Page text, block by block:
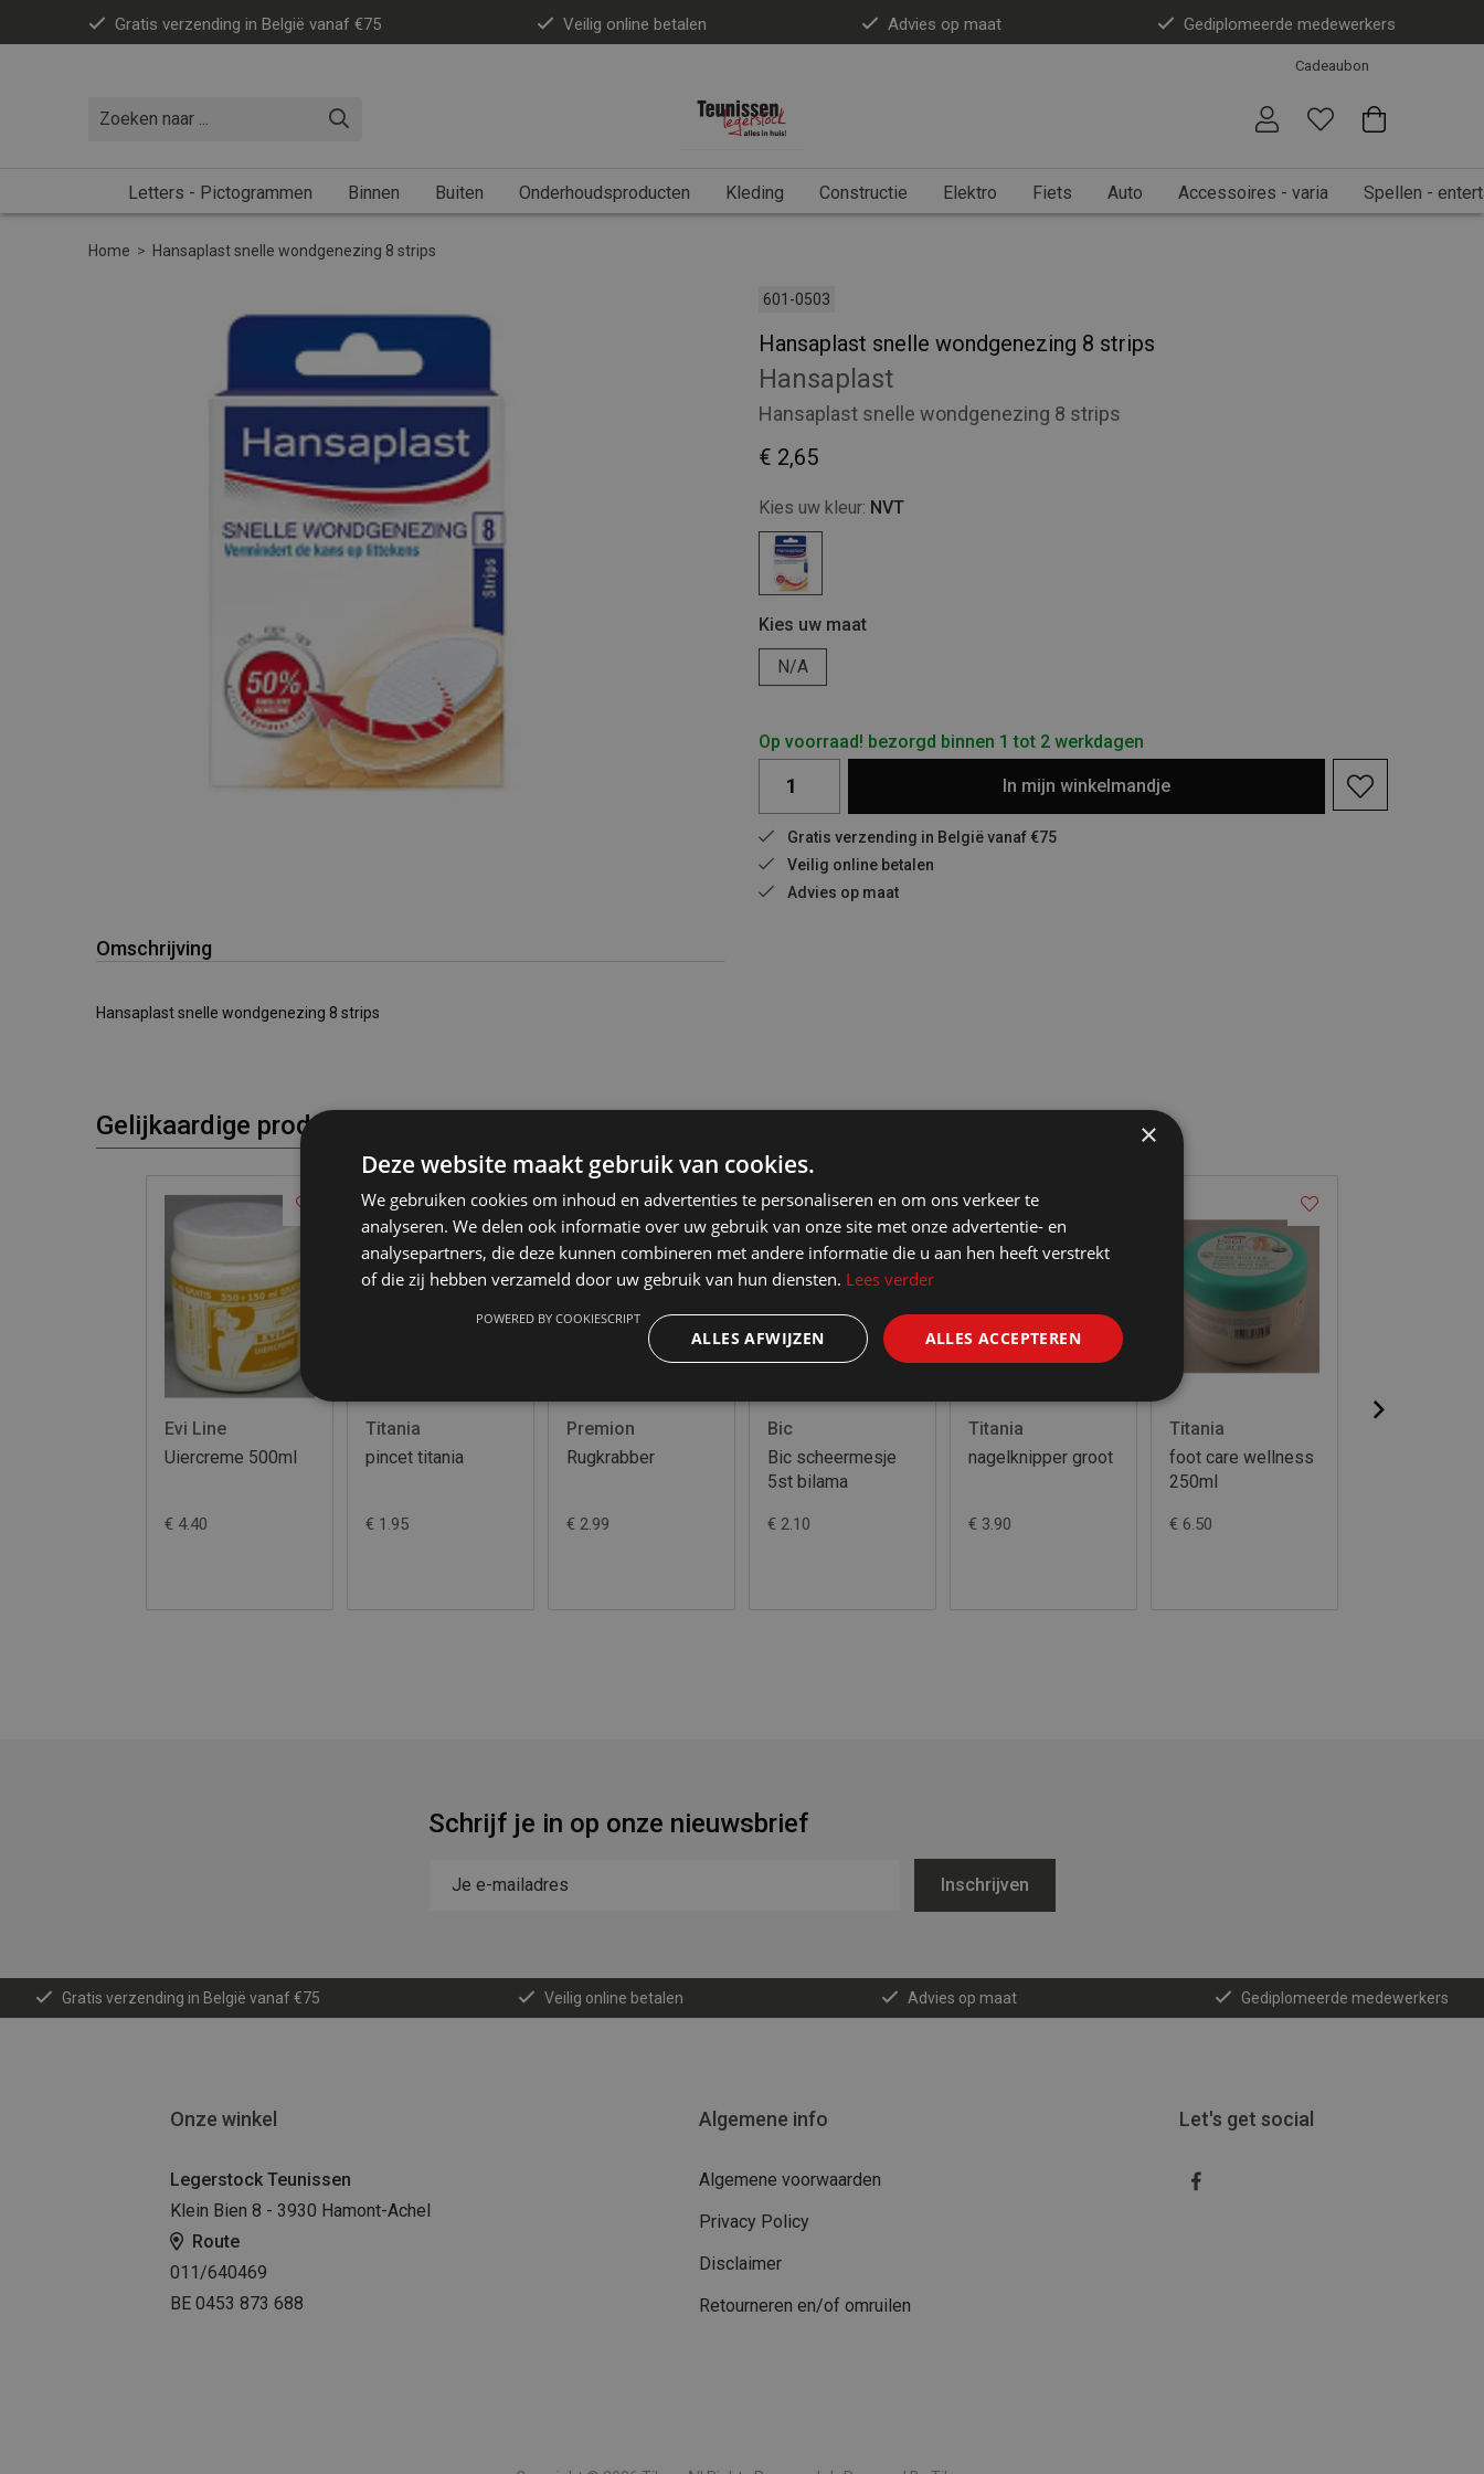
Gratis verzending in België vanaf €75 Veilig online betalen Advies op maat Gediplomeerde medewerkers
Cadeaubon
Letters - Pictogrammen Binnen Buiten Onderhoudsproducten Kleding Constructie Elektro Fiets Auto Accessoires - varia Spellen -
Home > Hansaplast snelle wondgenezing 8 strips
601-0503
Hansaplast snelle wondgenezing 8 strips
Hansaplast
Hansaplast snelle wondgenezing 8 strips
€ 2,65
Kies uw kleur: NVT
Kies uw maat
N/A
Op voorraad! bezorgd binnen 1 tot 2 werkdagen
In mijn winkelmandje
Gratis verzending in België vanaf €75
Veilig online betalen
Advies op maat
Omschrijving
Hansaplast snelle wondgenezing 8 strips
Gelijkaardige producten
Evi Line
Uiercreme 500ml
€ 4.40
Titania
pincet titania
€ 1.95
Premion
Rugkrabber
€ 2.99
Bic
Bic scheermesje
5st bilama
€ 2.10
Titania
nagelknipper groot
€ 3.90
Titania
foot care wellness
250ml
€ 6.50
Schrijf je in op onze nieuwsbrief
Inschrijven
Gratis verzending in België vanaf €75 Veilig online betalen Advies op maat Gediplomeerde medewerkers
Onze winkel
Legerstock Teunissen
Klein Bien 8 - 3930 Hamont-Achel
Route
011/640469
BE 0453 873 688
Algemene info
Algemene voorwaarden
Privacy Policy
Disclaimer
Retourneren en/of omruilen
Let's get social
×
Deze website maakt gebruik van cookies.
We gebruiken cookies om inhoud en advertenties te personaliseren en om ons verkeer te
analyseren. We delen ook informatie over uw gebruik van onze site met onze advertentie- en
analysepartners, die deze kunnen combineren met andere informatie die u aan hen heeft verstrekt
of die zij hebben verzameld door uw gebruik van hun diensten. Lees verder
ALLES ACCEPTEREN
ALLES AFWIJZEN
POWERED BY COOKIESCRIPT